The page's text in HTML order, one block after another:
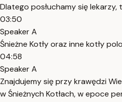
Dlatego posłuchamy się
03:50
Speaker A
Śnieżne Kotły oraz inne kotły
04:58
Speaker A
Znajdujemy się przy krawędzi
w Śnieżnych Kotłach, w epoce